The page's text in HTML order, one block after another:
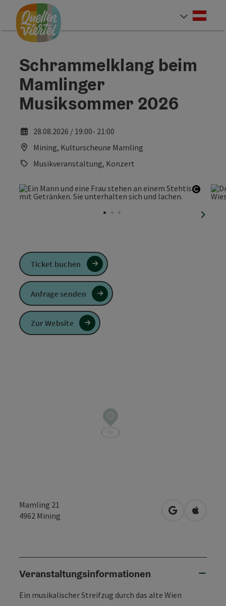
Zum Inhalt
Zur Navigation
Zum Seitenanfang
Schrammelklang beim
Mamlinger
Musiksommer 2026
28.08.2026 / 19:00- 21:00
Mining, Kulturscheune Mamling
Musikveranstaltung, Konzert
Mamling 21
4962 Mining in Google
in
Veranstaltungsinformationen
Ein musikalischer Streifzug durch das alte Wien
Ticket buchen
Anfrage senden
Zur Website